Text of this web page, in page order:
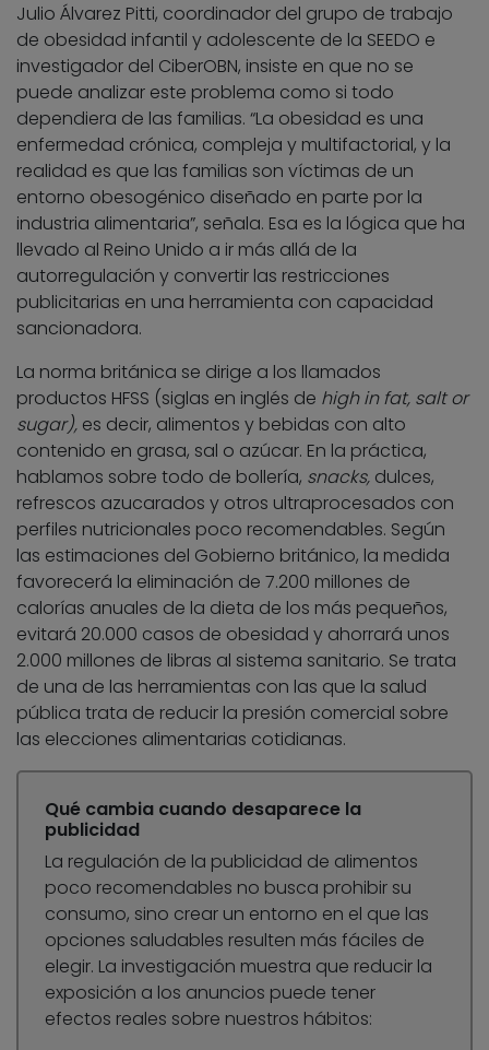
Julio Álvarez Pitti, coordinador del grupo de trabajo
de obesidad infantil y adolescente de la SEEDO e
investigador del CiberOBN, insiste en que no se
puede analizar este problema como si todo
dependiera de las familias. “La obesidad es una
enfermedad crónica, compleja y multifactorial, y la
realidad es que las familias son víctimas de un
entorno obesogénico diseñado en parte por la
industria alimentaria”, señala. Esa es la lógica que ha
llevado al Reino Unido a ir más allá de la
autorregulación y convertir las restricciones
publicitarias en una herramienta con capacidad
sancionadora.
La norma británica se dirige a los llamados
productos HFSS (siglas en inglés de high in fat, salt or
sugar), es decir, alimentos y bebidas con alto
contenido en grasa, sal o azúcar. En la práctica,
hablamos sobre todo de bollería, snacks, dulces,
refrescos azucarados y otros ultraprocesados con
perfiles nutricionales poco recomendables. Según
las estimaciones del Gobierno británico, la medida
favorecerá la eliminación de 7.200 millones de
calorías anuales de la dieta de los más pequeños,
evitará 20.000 casos de obesidad y ahorrará unos
2.000 millones de libras al sistema sanitario. Se trata
de una de las herramientas con las que la salud
pública trata de reducir la presión comercial sobre
las elecciones alimentarias cotidianas.
Qué cambia cuando desaparece la
publicidad
La regulación de la publicidad de alimentos
poco recomendables no busca prohibir su
consumo, sino crear un entorno en el que las
opciones saludables resulten más fáciles de
elegir. La investigación muestra que reducir la
exposición a los anuncios puede tener
efectos reales sobre nuestros hábitos: